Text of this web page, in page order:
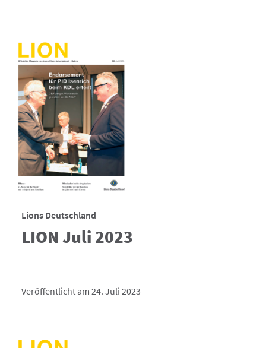
Lions Deutschland
LION Juli 2023
Veröffentlicht am 24. Juli 2023